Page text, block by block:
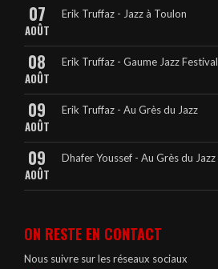
07
AOÛT
Erik Truffaz - Jazz à Toulon
08
AOÛT
Erik Truffaz - Gaume Jazz Festival
09
AOÛT
Erik Truffaz - Au Grès du Jazz
09
AOÛT
Dhafer Youssef - Au Grès du Jazz
ON RESTE EN CONTACT
Nous suivre sur les réseaux sociaux